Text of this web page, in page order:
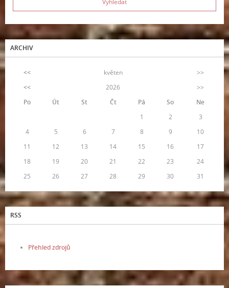
ARCHIV
<< květen
>>
<<
2026
>>
Po
Út St Čt Pá So
Ne
1
2
3
4
5 6 7 8 9
10
11
12 13 14 15 16
17
18
19 20 21 22 23
24
25
26 27 28 29 30 31
RSS
Přehled zdrojů